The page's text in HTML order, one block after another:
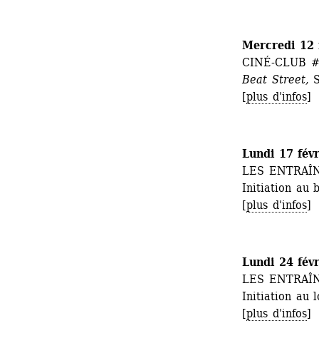
Mercredi 12
CINÉ-CLUB
Beat Street,
[plus d'infos]
Lundi 17
LES
Initiation au
[plus d'infos]
Lundi 24
LES
Initiation au
[plus d'infos]